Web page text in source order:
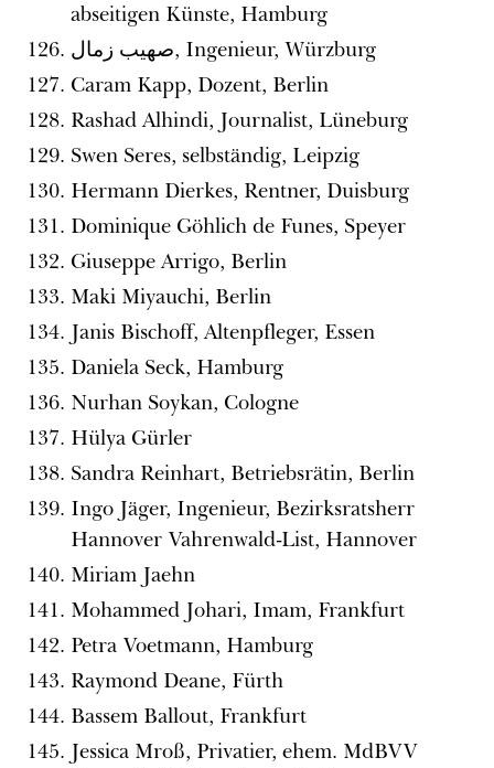
abseitigen Künste, Hamburg
صهيب زمال, Ingenieur, Würzburg
Caram Kapp, Dozent, Berlin
Rashad Alhindi, Journalist, Lüneburg
Swen Seres, selbständig, Leipzig
Hermann Dierkes, Rentner, Duisburg
Dominique Göhlich de Funes, Speyer
Giuseppe Arrigo, Berlin
Maki Miyauchi, Berlin
Janis Bischoff, Altenpfleger, Essen
Daniela Seck, Hamburg
Nurhan Soykan, Cologne
Hülya Gürler
Sandra Reinhart, Betriebsrätin, Berlin
Ingo Jäger, Ingenieur, Bezirksratsherr
Hannover Vahrenwald-List, Hannover
Miriam Jaehn
Mohammed Johari, Imam, Frankfurt
Petra Voetmann, Hamburg
Raymond Deane, Fürth
Bassem Ballout, Frankfurt
Jessica Mroß, Privatier, ehem. MdBVV